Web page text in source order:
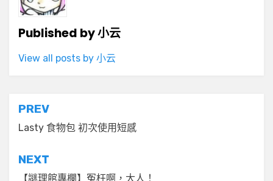
Published by小云
View all posts by 小云
文
章
導
覽
PREV
Lasty 食物包 初次使用短感
NEXT
【謎理館專欄】冤枉啊，大人！